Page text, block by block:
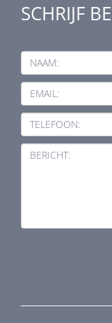
SCHRIJF
NAAM:
EMAIL:
TELEFOON:
BERICHT: